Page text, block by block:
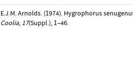
E.J.M. Arnolds. (1974). Hygrophorus
Coolia, 17(Suppl.), 1–46.